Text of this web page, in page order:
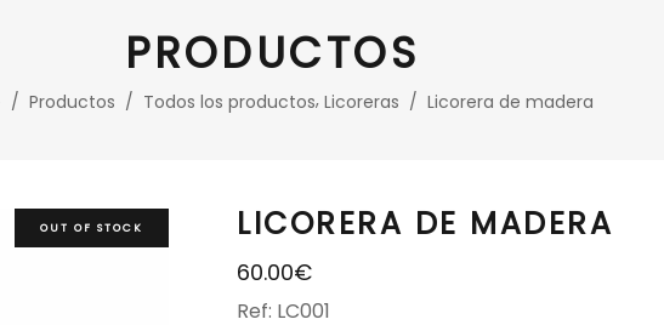
PRODUCTOS
/ Productos / Todos los productos, Licoreras / Licorera de madera
OUT OF STOCK LICORERA DE MADERA
60.00€
Ref: LC001